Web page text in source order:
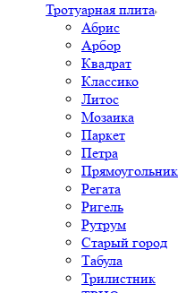
Тротуарная плита
Абрис
Арбор
Квадрат
Классико
Литос
Мозаика
Паркет
Петра
Прямоугольник
Регата
Ригель
Рутрум
Старый город
Табула
Трилистник